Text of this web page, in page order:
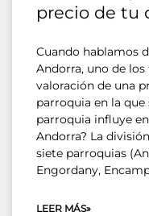
precio de tu
Cuando hablamos
Andorra, uno de
valoración de una
parroquia en la que
parroquia influye
Andorra? La
siete parroquias
Engordany,
LEER MÁS»